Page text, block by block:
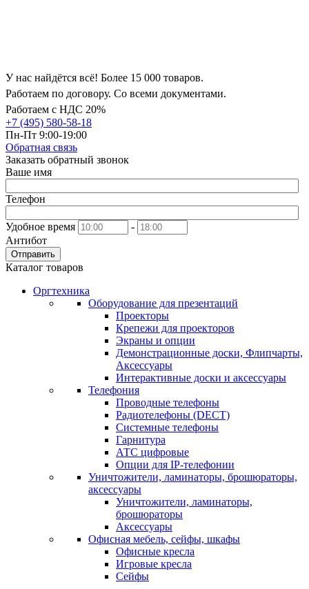
У нас найдётся всё! Более 15 000 товаров.
Работаем по договору. Со всеми документами.
Работаем с НДС 20%
+7 (495) 580-58-18
Пн-Пт 9:00-19:00
Обратная связь
Заказать обратный звонок
Ваше имя
Телефон
Удобное время
-
Антибот
Отправить
Каталог товаров
Оргтехника
Оборудование для презентаций
Проекторы
Крепежи для проекторов
Экраны и опции
Демонстрационные доски, Флипчарты,
Аксессуары
Интерактивные доски и аксессуары
Телефония
Проводные телефоны
Радиотелефоны (DECT)
Системные телефоны
Гарнитура
АТС цифровые
Опции для IP-телефонии
Уничтожители, ламинаторы, брошюраторы,
аксессуары
Уничтожители, ламинаторы,
брошюраторы
Аксессуары
Офисная мебель, сейфы, шкафы
Офисные кресла
Игровые кресла
Сейфы